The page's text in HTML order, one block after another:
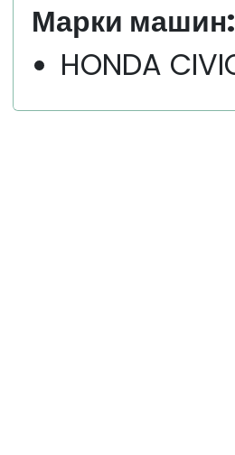
Марки машин:
HONDA